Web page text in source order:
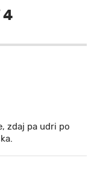
4
zdaj pa udri po